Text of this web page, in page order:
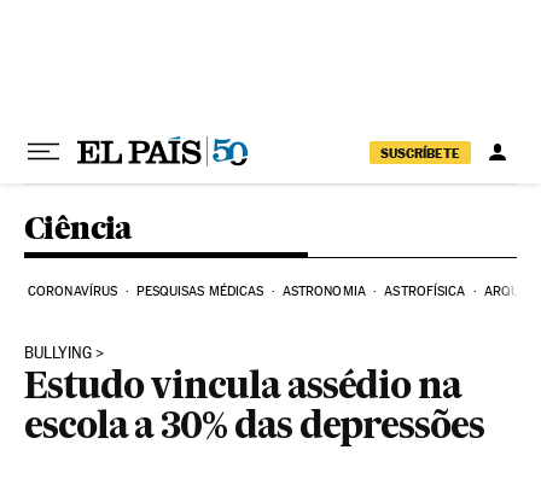
SUSCRÍBETE
Ciência
CORONAVÍRUS PESQUISAS MÉDICAS ASTRONOMIA ASTROFÍSICA
BULLYING
Estudo vincula assédio na
escola a 30% das depressões